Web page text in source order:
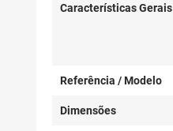
Características Gerais
Referência / Modelo
Dimensões